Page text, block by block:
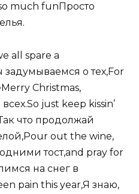
much funПросто
all spare a
о тех,For
Christmas,
just keep kissin’
что продолжай
out the wine,
тост,and pray for
на снег в
pain this year,Я знаю,